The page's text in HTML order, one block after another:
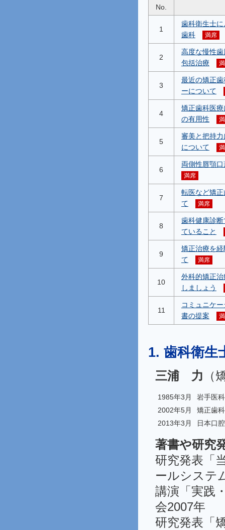
No.
1
歯科衛生士
歯科
満席
2
高度な慢性
包括治療
3
最近の矯正
ーについて
4
矯正歯科医
の有用性
5
審美と把持
について
6
両側性唇顎
満席
7
転医など矯
て
満席
8
歯科健康診
ていること
9
矯正治療を
て
満席
10
外科的矯正
しましょう
11
コミュニケ
書の提案
1. 歯科衛生
三浦 力 （
1985年3月
岩手医
2002年5月
矯正歯
2013年3月
日本口
著書や研究
研究発表「
ールシステ
講演「実践
会2007年
研究発表「